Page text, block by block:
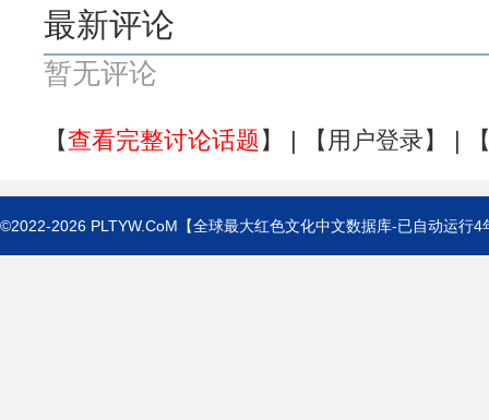
最新评论
暂无评论
【查看完整讨论话题】 | 【 用户登录】 |
©2022-2026 PLTYW.CoM 【全球最大红色文化中文数据库-已自动运行4